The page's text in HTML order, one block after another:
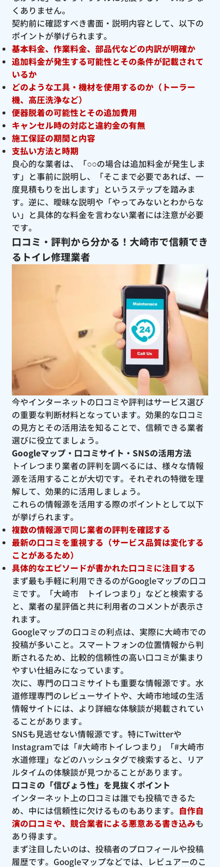
くありません。
契約前に確認すべき書面・説明内容として、以下の
ポイントが挙げられます。
基本料金、作業料金、部品代などの内訳が明確か
追加料金が発生する可能性とその条件が記載されて
いるか
どのような工具・機材を使用するのか（トーラー
機、高圧洗浄など）
便器脱着の可能性とその追加費用
キャンセル時の対応と違約金の有無
施工保証の期間と内容
支払い方法と時期
良心的な業者は、「○○の場合は追加料金が発生しま
す」と事前に説明し、「そこまで必要であれば、一
度見積もりを出します」というステップを踏みま
す。逆に、曖昧な説明や「やってみないとわからな
い」と具体的な料金を言わない業者には注意が必要
です。
口コミ・評判から分かる！大崎市で信頼でき
るトイレ修理業者
今やインターネットの口コミや評判はサービス選び
の重要な判断材料となっています。効果的な口コミ
の見方とその活用法を知ることで、信頼できる業者
選びに役立てましょう。
Googleマップ・口コミサイト・SNSの活用方法
トイレつまり業者の評判を調べるには、様々な情報
源を活用することが大切です。それぞれの特徴を理
解して、効果的に活用しましょう。
これらの情報源を活用する際のポイントとして以下
が挙げられます。
複数の情報源で同じ業者の評判を確認する
最新の口コミを重視する（サービス品質は変化する
ことがあるため）
具体的なエピソードが書かれた口コミに注目する
まず最も手軽に利用できるのがGoogleマップの口コ
ミです。「大崎市 トイレつまり」などと検索する
と、業者の星評価と共に利用者のコメントが表示さ
れます。
Googleマップの口コミの利点は、実際に大崎市での
投稿が多いこと。スマートフォンの位置情報から判
断されるため、比較的信頼性の高い口コミが集まり
やすい仕組みになっています。
次に、専門の口コミサイトも重要な情報源です。水
道修理専門のレビューサイトや、大崎市地域の生活
情報サイトには、より詳細な体験談が掲載されてい
ることがあります。
SNSも見逃せない情報源です。特にTwitterや
Instagramでは「#大崎市トイレつまり」「#大崎市
水道修理」などのハッシュタグで検索すると、リア
ルタイムの体験談が見つかることがあります。
口コミの「信ぴょう性」を見抜くポイント
インターネット上の口コミは誰でも投稿できるた
め、中には信頼性に欠けるものもあります。 自作自
演の口コミや、競合業者による悪意ある書き込みも
あり得ます。
まず注目したいのは、投稿者のプロフィールや投稿
履歴です。Googleマップなどでは、レビュアーのこ